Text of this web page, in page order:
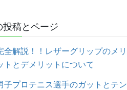
投稿とページ
全解説！！レザーグリップのメリ
トとデメリットについて
子プロテニス選手のガットとテン